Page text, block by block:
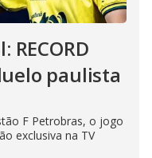
RECORD
paulista
F Petrobras, o jogo
exclusiva na TV